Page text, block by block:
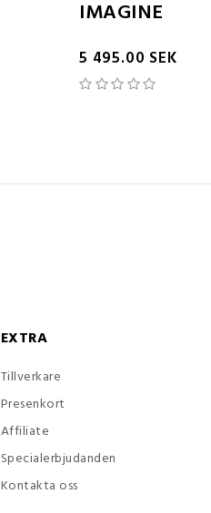
IMAGINE
5 495.00 SEK
EXTRA
Tillverkare
Presenkort
Affiliate
Specialerbjudanden
Kontakta oss